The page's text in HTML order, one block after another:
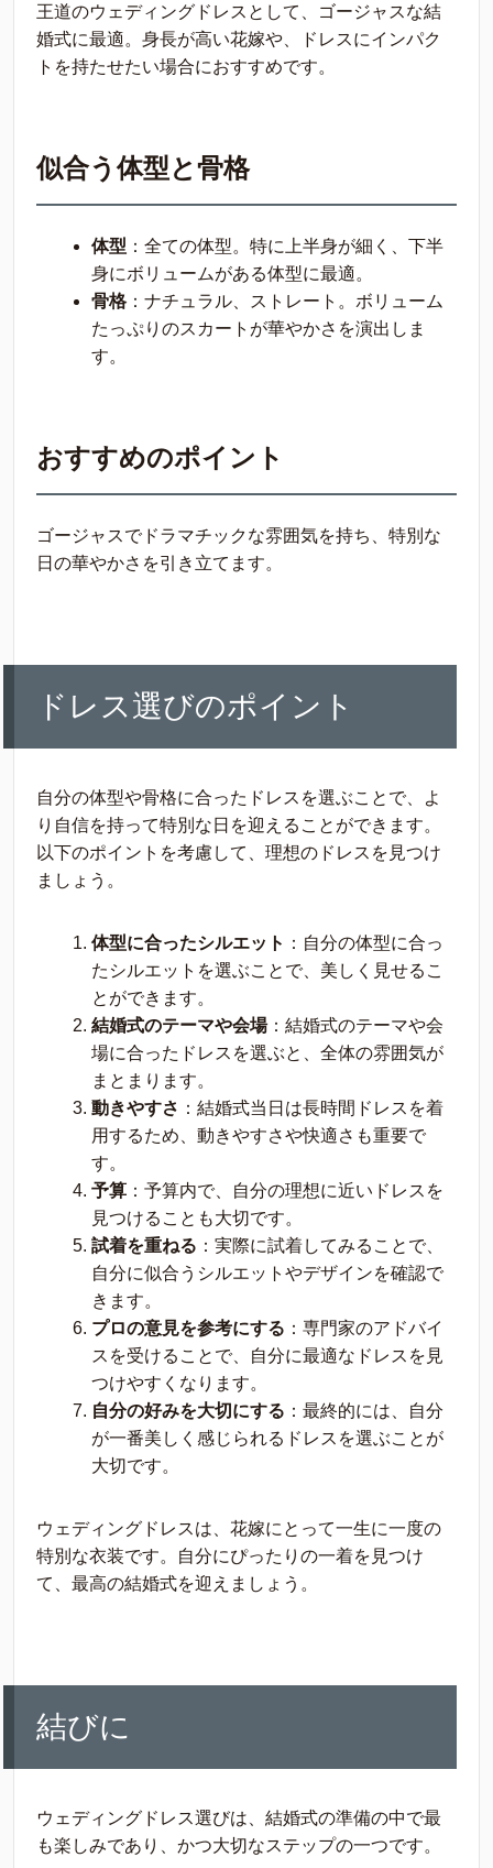
王道のウェディングドレスとして、ゴージャスな結
婚式に最適。身長が高い花嫁や、ドレスにインパク
トを持たせたい場合におすすめです。
似合う体型と骨格
体型 ：全ての体型。特に上半身が細く、下半
身にボリュームがある体型に最適。
骨格：ナチュラル、ストレート。ボリューム
たっぷりのスカートが華やかさを演出しま
す。
おすすめのポイント
ゴージャスでドラマチックな雰囲気を持ち、特別な
日の華やかさを引き立てます。
ドレス選びのポイント
自分の体型や骨格に合ったドレスを選ぶことで、よ
り自信を持って特別な日を迎えることができます。
以下のポイントを考慮して、理想のドレスを見つけ
ましょう。
体型に合ったシルエット ：自分の体型に合っ
たシルエットを選ぶことで、美しく見せるこ
とができます。
結婚式のテーマや会場：結婚式のテーマや会
場に合ったドレスを選ぶと、全体の雰囲気が
まとまります。
動きやすさ ：結婚式当日は長時間ドレスを着
用するため、動きやすさや快適さも重要で
す。
予算 ：予算内で、自分の理想に近いドレスを
見つけることも大切です。
試着を重ねる ：実際に試着してみることで、
自分に似合うシルエットやデザインを確認で
きます。
プロの意見を参考にする ：専門家のアドバイ
スを受けることで、自分に最適なドレスを見
つけやすくなります。
自分の好みを大切にする ：最終的には、自分
が一番美しく感じられるドレスを選ぶことが
大切です。
ウェディングドレスは、花嫁にとって一生に一度の
特別な衣装です。自分にぴったりの一着を見つけ
て、最高の結婚式を迎えましょう。
結びに
ウェディングドレス選びは、結婚式の準備の中で最
も楽しみであり、かつ大切なステップの一つです。